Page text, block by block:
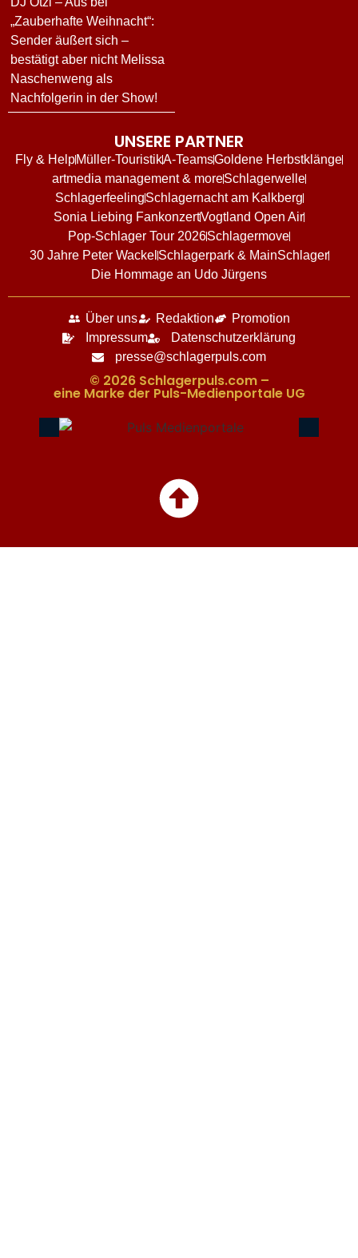
„Zauberhafte Weihnacht“:
Sender äußert sich –
bestätigt aber nicht Melissa
Naschenweng als
Nachfolgerin in der Show!
UNSERE PARTNER
Fly & HelpMüller-TouristikA-TeamsGoldene Herbstklänge
artmedia management & moreSchlagerwelle
SchlagerfeelingSchlagernacht am Kalkberg
Sonia Liebing FankonzertVogtland Open Air
Pop-Schlager Tour 2026Schlagermove
30 Jahre Peter Wackel Schlagerpark & MainSchlager
Die Hommage an Udo Jürgens
Über uns Redaktion
Promotion
Impressum
Datenschutzerklärung
presse@schlagerpuls.com
© 2026 Schlagerpuls.com –
eine Marke der Puls-Medienportale UG​